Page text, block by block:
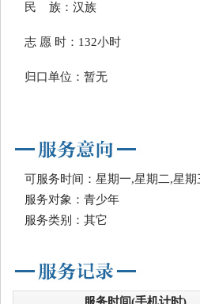
民 族：汉族
志 愿 时：132小时
归口单位：暂无
可服务时间：星期一,星期二,星
服务对象：青少年
服务类别：其它